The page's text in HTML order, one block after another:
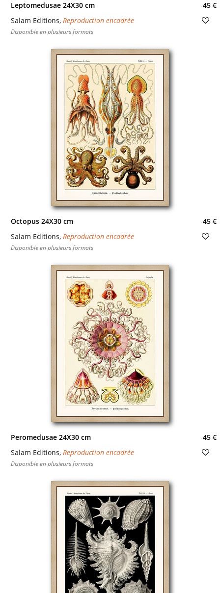
Leptomedusae 24X30 cm
45 €
Salam Editions, Reproduction encadrée
Disponible en plusieurs formats
Octopus 24X30 cm
45 €
Salam Editions, Reproduction encadrée
Disponible en plusieurs formats
Peromedusae 24X30 cm
45 €
Salam Editions, Reproduction encadrée
Disponible en plusieurs formats